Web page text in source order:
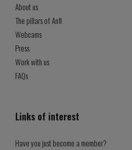
About us
The pillars of Anfi
Webcams
Press
Work with us
FAQs
Links of interest
Have you just become a member?